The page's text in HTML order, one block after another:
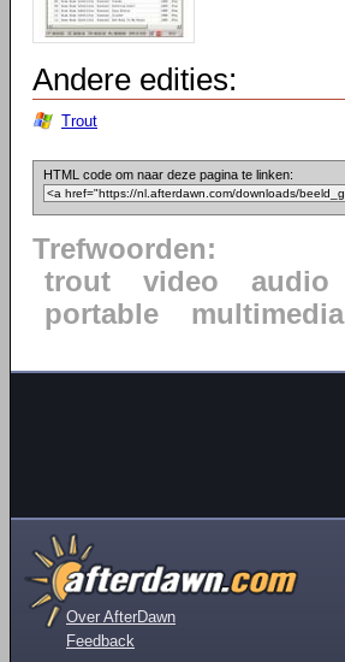
Andere edities:
Trout
HTML code om naar deze pagina te linken:
Trefwoorden:
trout
video audio
portable
multimedia
Over AfterDawn
Feedback